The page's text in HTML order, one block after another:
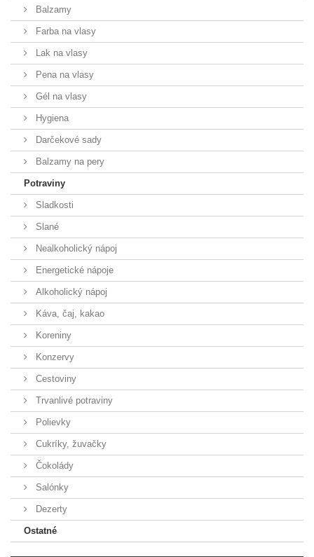
Balzamy
Farba na vlasy
Lak na vlasy
Pena na vlasy
Gél na vlasy
Hygiena
Darčekové sady
Balzamy na pery
Potraviny
Sladkosti
Slané
Nealkoholický nápoj
Energetické nápoje
Alkoholický nápoj
Káva, čaj, kakao
Koreniny
Konzervy
Cestoviny
Trvanlivé potraviny
Polievky
Cukríky, žuvačky
Čokolády
Salónky
Dezerty
Ostatné